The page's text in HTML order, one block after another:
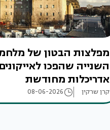
מפלצות הבטון של
השנייה שהפכו
אדריכלות מחודשת
קרן שרקין 08-06-2026